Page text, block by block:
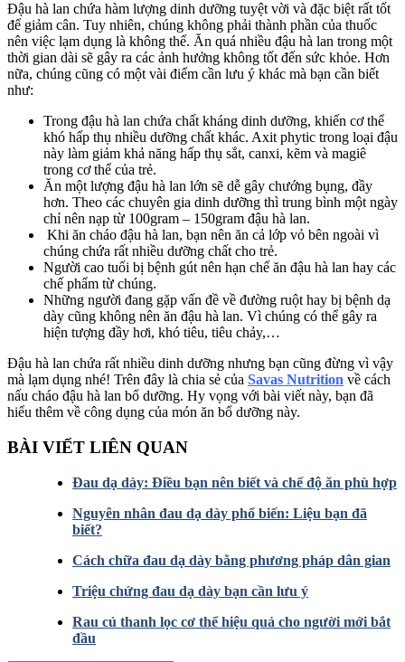
Đậu hà lan chứa hàm lượng dinh dưỡng tuyệt vời và đặc biệt rất tốt
để giảm cân. Tuy nhiên, chúng không phải thành phần của thuốc
nên việc lạm dụng là không thể. Ăn quá nhiều đậu hà lan trong một
thời gian dài sẽ gây ra các ảnh hưởng không tốt đến sức khỏe. Hơn
nữa, chúng cũng có một vài điểm cần lưu ý khác mà bạn cần biết
như:
Trong đậu hà lan chứa chất kháng dinh dưỡng, khiến cơ thể
khó hấp thụ nhiều dưỡng chất khác. Axit phytic trong loại đậu
này làm giảm khả năng hấp thụ sắt, canxi, kẽm và magiê
trong cơ thể của trẻ.
Ăn một lượng đậu hà lan lớn sẽ dễ gây chướng bụng, đầy
hơn. Theo các chuyên gia dinh dưỡng thì trung bình một ngày
chỉ nên nạp từ 100gram – 150gram đậu hà lan.
Khi ăn cháo đậu hà lan, bạn nên ăn cả lớp vỏ bên ngoài vì
chúng chứa rất nhiều dưỡng chất cho trẻ.
Người cao tuổi bị bệnh gút nên hạn chế ăn đậu hà lan hay các
chế phẩm từ chúng.
Những người đang gặp vấn đề về đường ruột hay bị bệnh dạ
dày cũng không nên ăn đậu hà lan. Vì chúng có thể gây ra
hiện tượng đầy hơi, khó tiêu, tiêu chảy,…
Đậu hà lan chứa rất nhiều dinh dưỡng nhưng bạn cũng đừng vì vậy
mà lạm dụng nhé! Trên đây là chia sẻ của Savas Nutrition về cách
nấu cháo đậu hà lan bổ dưỡng. Hy vọng với bài viết này, bạn đã
hiểu thêm về công dụng của món ăn bổ dưỡng này.
BÀI VIẾT LIÊN QUAN
Đau dạ dày: Điều bạn nên biết và chế độ ăn phù hợp
Nguyên nhân đau dạ dày phổ biến: Liệu bạn đã
biết?
Cách chữa đau dạ dày bằng phương pháp dân gian
Triệu chứng đau dạ dày bạn cần lưu ý
Rau củ thanh lọc cơ thể hiệu quả cho người mới bắt
đầu